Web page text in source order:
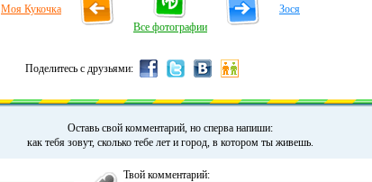
Моя Кукочка
Все фотографии
Зося
Поделитесь с друзьями:
Оставь свой комментарий, но сперва напиши:
как тебя зовут, сколько тебе лет и город, в котором ты живешь.
Твой комментарий: